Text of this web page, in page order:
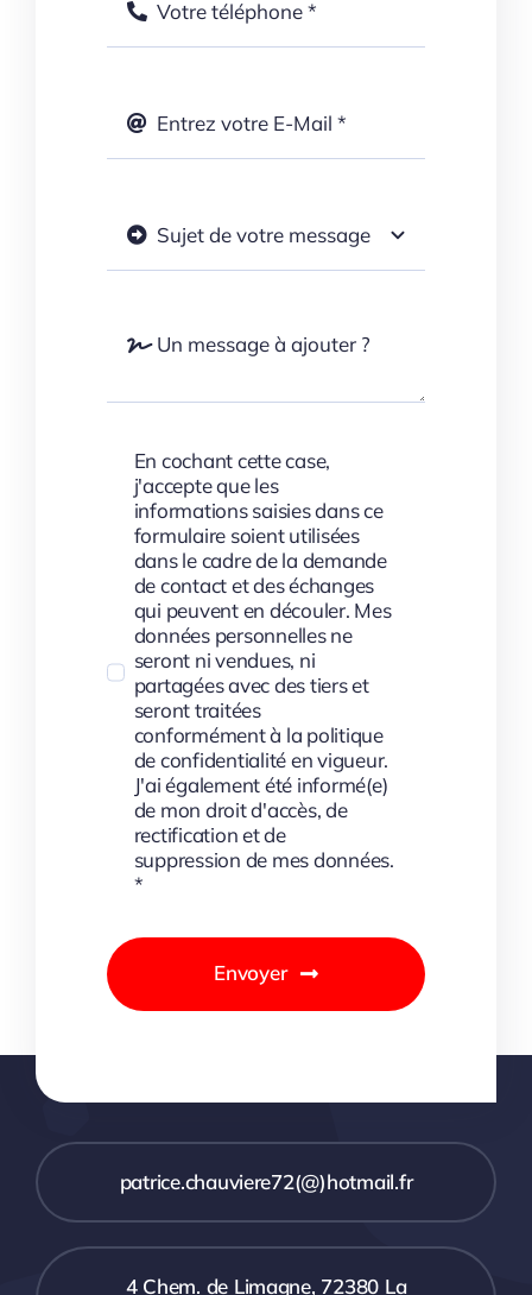
En cochant cette case,
j'accepte que les
informations saisies dans ce
formulaire soient utilisées
dans le cadre de la demande
de contact et des échanges
qui peuvent en découler. Mes
données personnelles ne
seront ni vendues, ni
partagées avec des tiers et
seront traitées
conformément à la politique
de confidentialité en vigueur.
J'ai également été informé(e)
de mon droit d'accès, de
rectification et de
suppression de mes données.
*
Envoyer
patrice.chauviere72(@)hotmail.fr
4 Chem. de Limagne, 72380 La